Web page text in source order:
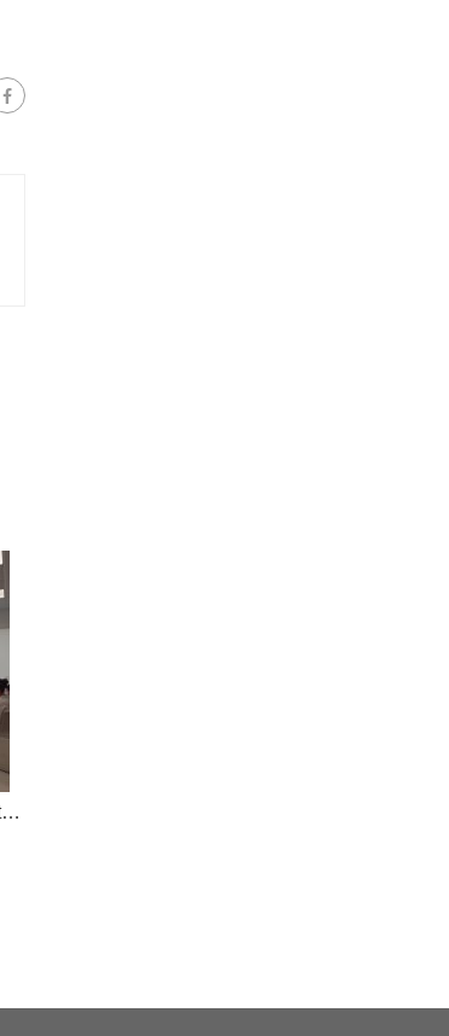
AKOE tanca el curs amb una jornada de treball compartit i dona la benvinguda a una nova cooperativa